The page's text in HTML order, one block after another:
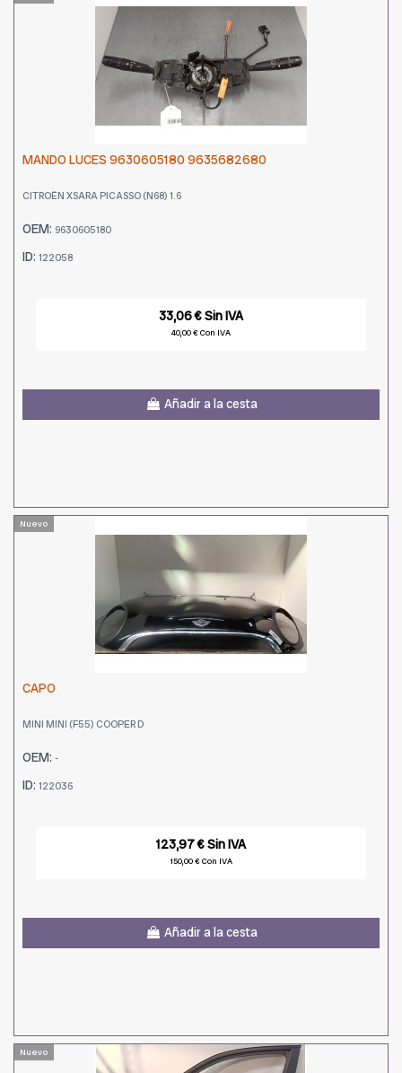
MANDO LUCES 9630605180 9635682680
CITROËN XSARA PICASSO (N68) 1.6
OEM: 9630605180
ID: 122058
33,06 € Sin IVA
40,00 € Con IVA
Añadir a la cesta
Nuevo
CAPO
MINI MINI (F55) COOPER D
OEM: -
ID: 122036
123,97 € Sin IVA
150,00 € Con IVA
Añadir a la cesta
Nuevo